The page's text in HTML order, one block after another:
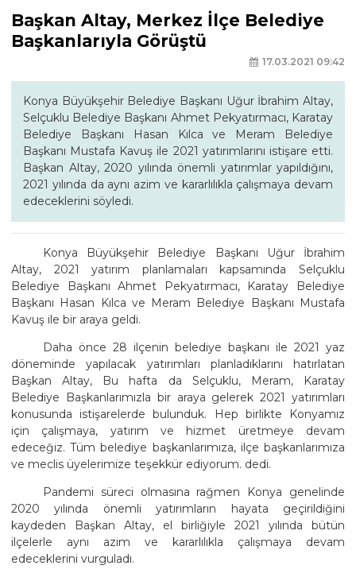
Başkan Altay, Merkez İlçe Belediye
Başkanlarıyla Görüştü
17.03.2021 09:42
Konya Büyükşehir Belediye Başkanı Uğur İbrahim Altay,
Selçuklu Belediye Başkanı Ahmet Pekyatırmacı, Karatay
Belediye Başkanı Hasan Kılca ve Meram Belediye
Başkanı Mustafa Kavuş ile 2021 yatırımlarını istişare etti.
Başkan Altay, 2020 yılında önemli yatırımlar yapıldığını,
2021 yılında da aynı azim ve kararlılıkla çalışmaya devam
edeceklerini söyledi.
Konya Büyükşehir Belediye Başkanı Uğur İbrahim
Altay, 2021 yatırım planlamaları kapsamında Selçuklu
Belediye Başkanı Ahmet Pekyatırmacı, Karatay Belediye
Başkanı Hasan Kılca ve Meram Belediye Başkanı Mustafa
Kavuş ile bir araya geldi.
Daha önce 28 ilçenin belediye başkanı ile 2021 yaz
döneminde yapılacak yatırımları planladıklarını hatırlatan
Başkan Altay, Bu hafta da Selçuklu, Meram, Karatay
Belediye Başkanlarımızla bir araya gelerek 2021 yatırımları
konusunda istişarelerde bulunduk. Hep birlikte Konyamız
için çalışmaya, yatırım ve hizmet üretmeye devam
edeceğiz. Tüm belediye başkanlarımıza, ilçe başkanlarımıza
ve meclis üyelerimize teşekkür ediyorum. dedi.
Pandemi süreci olmasına rağmen Konya genelinde
2020 yılında önemli yatırımların hayata geçirildiğini
kaydeden Başkan Altay, el birliğiyle 2021 yılında bütün
ilçelerle aynı azim ve kararlılıkla çalışmaya devam
edeceklerini vurguladı.